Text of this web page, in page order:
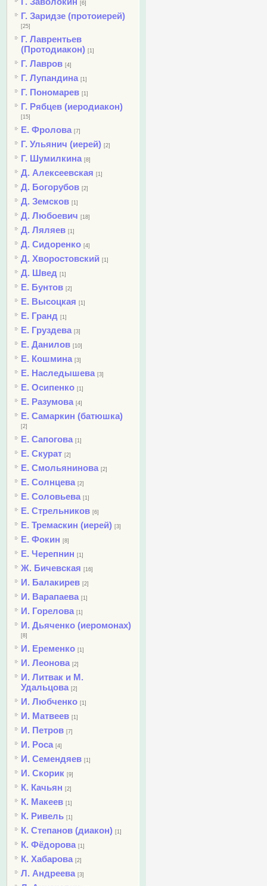
[6]
Г. Заридзе (протоиерей)
[25]
Г. Лаврентьев
(Протодиакон) [1]
Г. Лавров [4]
Г. Лупандина [1]
Г. Пономарев [1]
Г. Рябцев (иеродиакон)
[15]
Е. Фролова [7]
Г. Ульянич (иерей) [2]
Г. Шумилкина [8]
Д. Алексеевская [1]
Д. Богорубов [2]
Д. Земсков [1]
Д. Любоевич [18]
Д. Ляляев [1]
Д. Сидоренко [4]
Д. Хворостовский [1]
Д. Швед [1]
Е. Бунтов [2]
Е. Высоцкая [1]
Е. Гранд [1]
Е. Груздева [3]
Е. Данилов [10]
Е. Кошмина [3]
Е. Наследышева [3]
Е. Осипенко [1]
Е. Разумова [4]
Е. Самаркин (батюшка)
[2]
Е. Сапогова [1]
Е. Скурат [2]
Е. Смольянинова [2]
Е. Солнцева [2]
Е. Соловьева [1]
Е. Стрельников [6]
Е. Тремаскин (иерей) [3]
Е. Фокин [8]
Е. Черепнин [1]
Ж. Бичевская [16]
И. Балакирев [2]
И. Варапаева [1]
И. Горелова [1]
И. Дьяченко (иеромонах)
[8]
И. Еременко [1]
И. Леонова [2]
И. Литвак и М.
Удальцова [2]
И. Любченко [1]
И. Матвеев [1]
И. Петров [7]
И. Роса [4]
И. Семендяев [1]
И. Скорик [9]
К. Качьян [2]
К. Макеев [1]
К. Ривель [1]
К. Степанов (диакон) [1]
К. Фёдорова [1]
К. Хабарова [2]
Л. Андреева [3]